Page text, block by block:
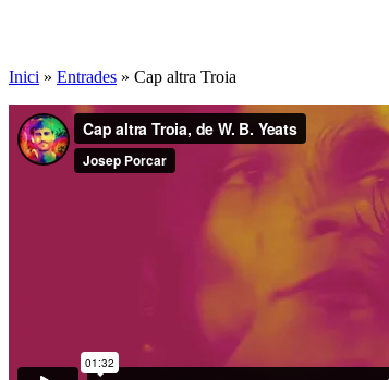
Inici » Entrades » Cap altra Troia